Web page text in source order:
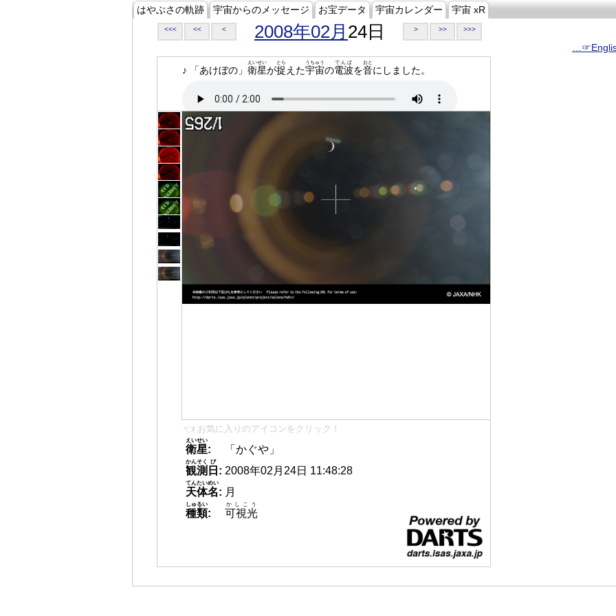
はやぶさの軌跡 宇宙からのメッセージ お宝データ 宇宙カレンダー 宇宙 xR
<<< << < 2008年02月 24日 > >> >>>
♪ 「あけぼの」 衛星
えいせい
が捉
とら
えた宇宙
うちゅう
の電波
でんぱ
を音
おと
にしました。
👈 お気に入りのアイコンをクリック！
衛星
えいせい
:
「かぐや」
観測
かんそく
日
び
: 2008年02月24日 11:48:28
天体名
てんたいめい
: 月
種類
しゅるい
: 可視光
かしこう